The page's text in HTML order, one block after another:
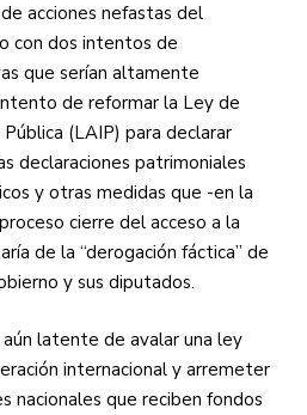
acciones nefastas del
con dos intentos de
que serían altamente
de reformar la Ley de
(LAIP) para declarar
declaraciones patrimoniales
y otras medidas que -en la
cierre del acceso a la
de la “derogación fáctica” de
y sus diputados.
latente de avalar una ley
internacional y arremeter
nacionales que reciben fondos